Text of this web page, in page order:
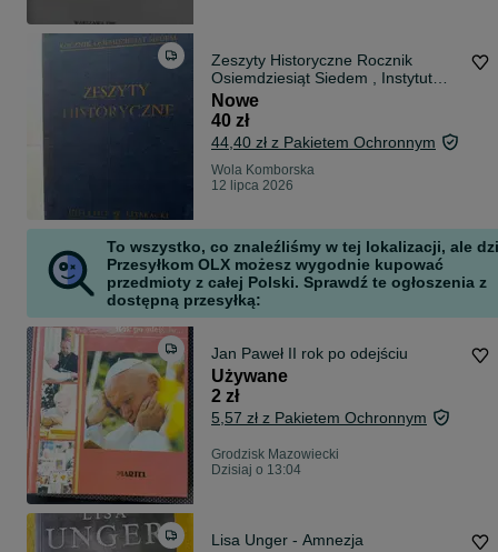
Zeszyty Historyczne Rocznik
Osiemdziesiąt Siedem , Instytut
Literacki
Nowe
40 zł
44,40 zł z Pakietem Ochronnym
Wola Komborska
12 lipca 2026
To wszystko, co znaleźliśmy w tej lokalizacji, ale
Przesyłkom OLX możesz wygodnie kupować
przedmioty z całej Polski. Sprawdź te ogłoszenia z
dostępną przesyłką:
Jan Paweł II rok po odejściu
Używane
2 zł
5,57 zł z Pakietem Ochronnym
Grodzisk Mazowiecki
Dzisiaj o 13:04
Lisa Unger - Amnezja